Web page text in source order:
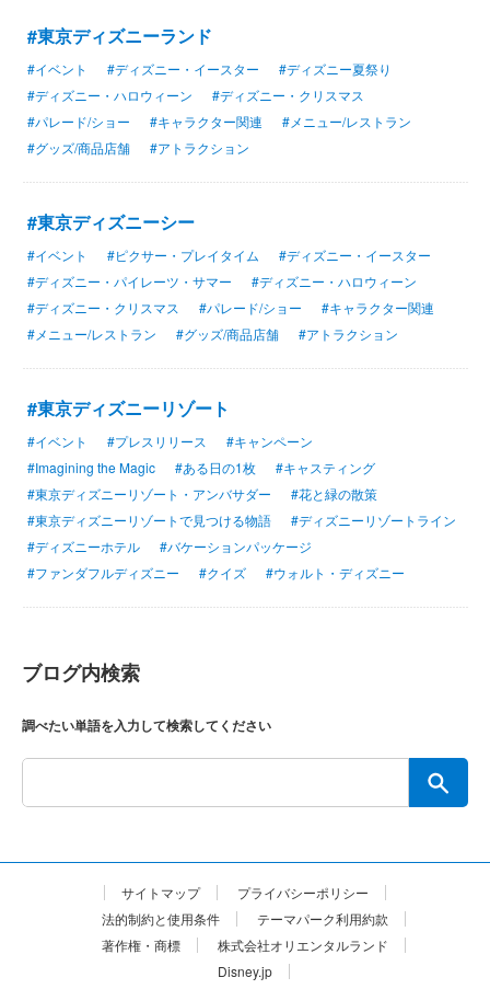
#東京ディズニーランド
#イベント #ディズニー・イースター
#ディズニー夏祭り
#ディズニー・ハロウィーン
#ディズニー・クリスマス
#パレード/ショー
#キャラクター関連
#メニュー/レストラン
#グッズ/商品店舗
#アトラクション
#東京ディズニーシー
#イベント #ピクサー・プレイタイム
#ディズニー・イースター
#ディズニー・パイレーツ・サマー
#ディズニー・ハロウィーン
#ディズニー・クリスマス
#パレード/ショー
#キャラクター関連
#メニュー/レストラン
#グッズ/商品店舗 #アトラクション
#東京ディズニーリゾート
#イベント #プレスリリース
#キャンペーン
#Imagining the Magic
#ある日の1枚
#キャスティング
#東京ディズニーリゾート・アンバサダー
#花と緑の散策
#東京ディズニーリゾートで見つける物語
#ディズニーリゾートライン
#ディズニーホテル
#バケーションパッケージ
#ファンダフルディズニー
#クイズ #ウォルト・ディズニー
ブログ内検索
調べたい単語を入力して検索してください
サイトマップ
プライバシーポリシー
法的制約と使用条件
テーマパーク利用約款
著作権・商標
株式会社オリエンタルランド
Disney.jp